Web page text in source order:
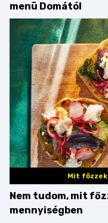
menü Domától
Mit főzzek
Nem tudom, mit
mennyiségben